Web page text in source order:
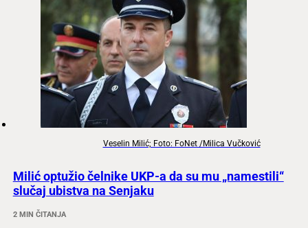
Veselin Milić; Foto: FoNet /Milica Vučković
Milić optužio čelnike UKP-a da su mu „namestili“
slučaj ubistva na Senjaku
2 MIN ČITANJA